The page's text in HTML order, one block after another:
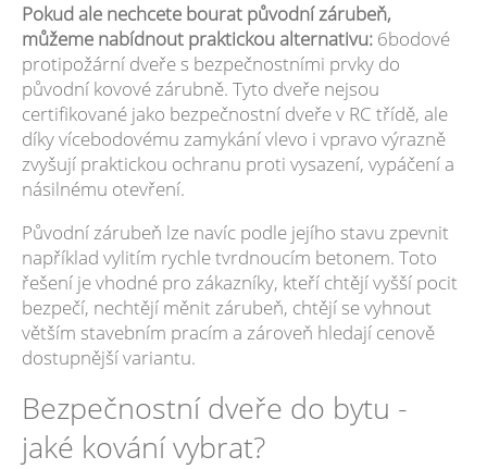
Pokud ale nechcete bourat původní zárubeň,
můžeme nabídnout praktickou alternativu: 6bodové
protipožární dveře s bezpečnostními prvky do
původní kovové zárubně. Tyto dveře nejsou
certifikované jako bezpečnostní dveře v RC třídě, ale
díky vícebodovému zamykání vlevo i vpravo výrazně
zvyšují praktickou ochranu proti vysazení, vypáčení a
násilnému otevření.
Původní zárubeň lze navíc podle jejího stavu zpevnit
například vylitím rychle tvrdnoucím betonem. Toto
řešení je vhodné pro zákazníky, kteří chtějí vyšší pocit
bezpečí, nechtějí měnit zárubeň, chtějí se vyhnout
větším stavebním pracím a zároveň hledají cenově
dostupnější variantu.
Bezpečnostní dveře do bytu -
jaké kování vybrat?